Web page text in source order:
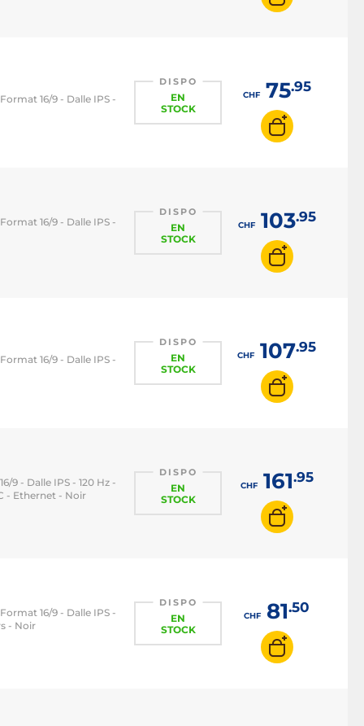
16/9 - Dalle IPS -
DISPO
EN
STOCK
CHF75.95
16/9 - Dalle IPS -
DISPO
EN
STOCK
CHF103.95
16/9 - Dalle IPS -
DISPO
EN
STOCK
CHF107.95
9 - Dalle IPS - 120 Hz -
- Ethernet - Noir
DISPO
EN
STOCK
CHF161.95
16/9 - Dalle IPS -
- Noir
DISPO
EN
STOCK
CHF81.50